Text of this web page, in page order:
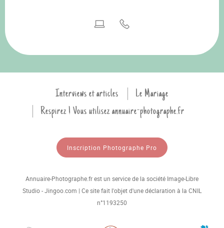
Interviews et articles
Le Mariage
Respirez ! Vous utilisez annuaire-photographe.fr
Inscription Photographe Pro
Annuaire-Photographe.fr est un service de la société Image-Libre
Studio - Jingoo.com | Ce site fait l'objet d'une déclaration à la CNIL
n°1193250